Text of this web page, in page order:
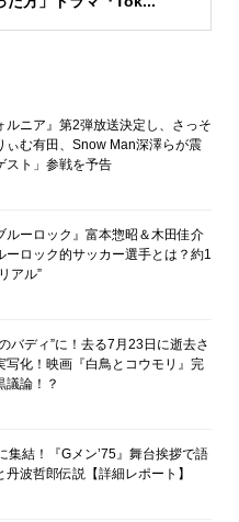
ルニア』第2弾放送決定し、さっそ
ぃむ有田、Snow Man深澤らが震
スト」参戦を予告
ルーロック』富本惣昭＆木田佳介
ロック的サッカー選手とは？約1
アル”
バディ”に！去る7月23日に逝去さ
写化！映画『白鳥とコウモリ』完
議論！？
集結！『Gメン’75』舞台挨拶で語
波哲郎伝説【詳細レポート】